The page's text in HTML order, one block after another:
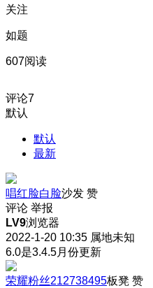
关注
如题
607阅读
评论7
默认
默认
最新
唱红脸白脸沙发 赞
评论 举报
LV9浏览器
2022-1-20 10:35 属地未知
6.0是3.4.5月份更新
荣耀粉丝212738495板凳 赞